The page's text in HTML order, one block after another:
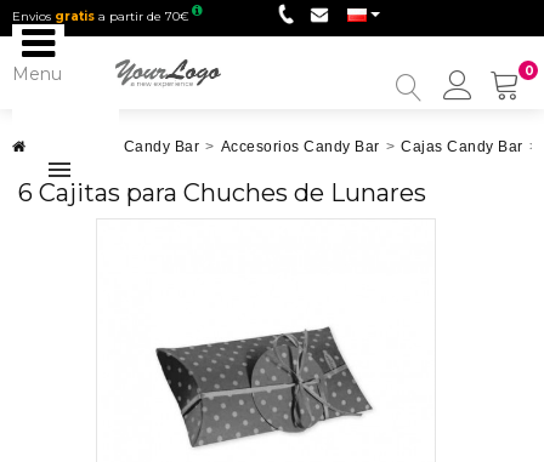
Envios gratis a partir de 70€
0
My
Menu
Candy Bar > Accesorios Candy Bar > Cajas Candy Bar >
6 Cajitas para Chuches de Lunares